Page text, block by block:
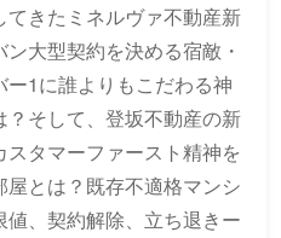
きたミネルヴァ不動産新
大型契約を決める宿敵・
1に誰よりもこだわる神
そして、登坂不動産の新
タマーファースト精神を
とは？既存不適格マンシ
値、契約解除、立ち退きー